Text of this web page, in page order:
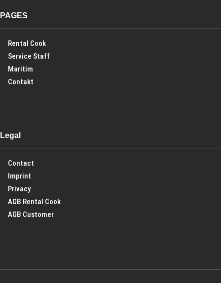
PAGES
Rental Cook
Service Staff
Maritim
Contakt
Legal
Contact
Imprint
Privacy
AGB Rental Cook
AGB Customer